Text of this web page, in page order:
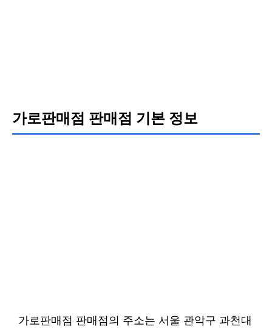
가로판매점 판매점 기본 정보
가로판매점 판매점의 주소는 서울 관악구 과천대